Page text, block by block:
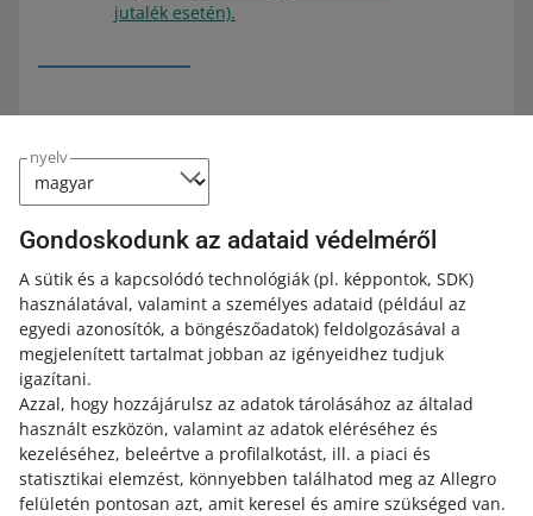
nyelv
Gondoskodunk az adataid védelméről
A sütik és a kapcsolódó technológiák (pl. képpontok, SDK)
használatával, valamint a személyes adataid (például az
egyedi azonosítók, a böngészőadatok) feldolgozásával a
megjelenített tartalmat jobban az igényeidhez tudjuk
igazítani.
Azzal, hogy hozzájárulsz az adatok tárolásához az általad
használt eszközön, valamint az adatok eléréséhez és
kezeléséhez, beleértve a profilalkotást, ill. a piaci és
statisztikai elemzést, könnyebben találhatod meg az Allegro
felületén pontosan azt, amit keresel és amire szükséged van.
jutalék esetén).
Jutalék újbóli felszámítása a
tranzakcióban
Előfordulhat, hogy újból felszámítjuk neked a jutalékot az
adott megrendelésben. Ez akkor fordul elő, ha
tranzakciós kedvezményt (jutalék-visszatérítést) adunk
meg neked olyan megrendelésért, amelyet átvétel után
az ügyfél mégis megvesz és kifizet. Ilyen esetben újból
felszámítjuk az adott megrendelésben a jutalékot.
Ha az ügyfél ezek után eláll a vásárlástól, és újból
szeretnéd visszakapni az erre a megrendelésre
vonatkozó jutalékot: